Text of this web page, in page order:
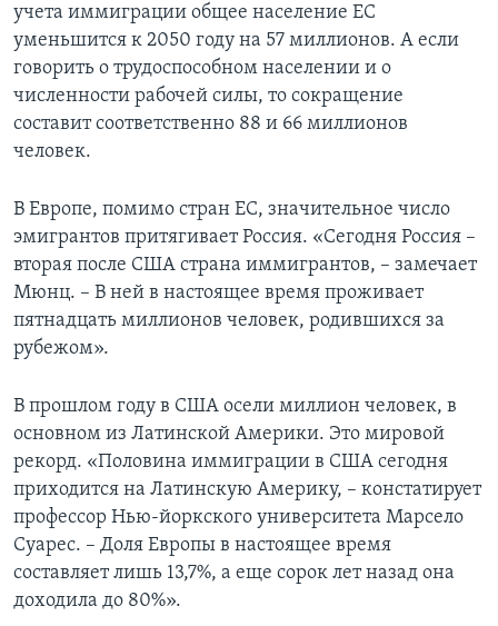
учета иммиграции общее население ЕС
уменьшится к 2050 году на 57 миллионов. А если
говорить о трудоспособном населении и о
численности рабочей силы, то сокращение
составит соответственно 88 и 66 миллионов
человек.
В Европе, помимо стран ЕС, значительное число
эмигрантов притягивает Россия. «Сегодня Россия –
вторая после США страна иммигрантов, – замечает
Мюнц. – В ней в настоящее время проживает
пятнадцать миллионов человек, родившихся за
рубежом».
В прошлом году в США осели миллион человек, в
основном из Латинской Америки. Это мировой
рекорд. «Половина иммиграции в США сегодня
приходится на Латинскую Америку, – констатирует
профессор Нью-йоркского университета Марсело
Суарес. – Доля Европы в настоящее время
составляет лишь 13,7%, а еще сорок лет назад она
доходила до 80%».